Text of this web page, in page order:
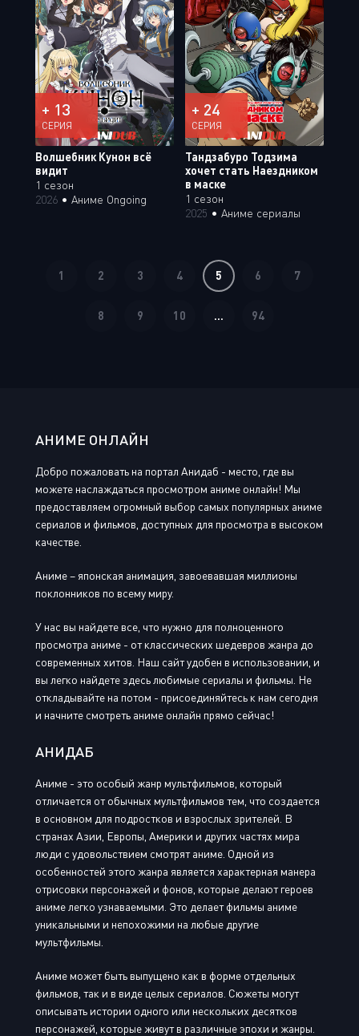
+ 13
СЕРИЯ
Волшебник Кунон всё
видит
1 сезон
2026 • Аниме Ongoing
+ 24
СЕРИЯ
Тандзабуро Тодзима
хочет стать Наездником
в маске
1 сезон
2025 • Аниме сериалы
1 2 3 4 5 6 7
8 9 10 ... 94
АНИМЕ ОНЛАЙН
Добро пожаловать на портал Анидаб - место, где вы
можете наслаждаться просмотром аниме онлайн! Мы
предоставляем огромный выбор самых популярных аниме
сериалов и фильмов, доступных для просмотра в высоком
качестве.
Аниме – японская анимация, завоевавшая миллионы
поклонников по всему миру.
У нас вы найдете все, что нужно для полноценного
просмотра аниме - от классических шедевров жанра до
современных хитов. Наш сайт удобен в использовании, и
вы легко найдете здесь любимые сериалы и фильмы. Не
откладывайте на потом - присоединяйтесь к нам сегодня
и начните смотреть аниме онлайн прямо сейчас!
АНИДАБ
Аниме - это особый жанр мультфильмов, который
отличается от обычных мультфильмов тем, что создается
в основном для подростков и взрослых зрителей. В
странах Азии, Европы, Америки и других частях мира
люди с удовольствием смотрят аниме. Одной из
особенностей этого жанра является характерная манера
отрисовки персонажей и фонов, которые делают героев
аниме легко узнаваемыми. Это делает фильмы аниме
уникальными и непохожими на любые другие
мультфильмы.
Аниме может быть выпущено как в форме отдельных
фильмов, так и в виде целых сериалов. Сюжеты могут
описывать истории одного или нескольких десятков
персонажей, которые живут в различные эпохи и жанры.